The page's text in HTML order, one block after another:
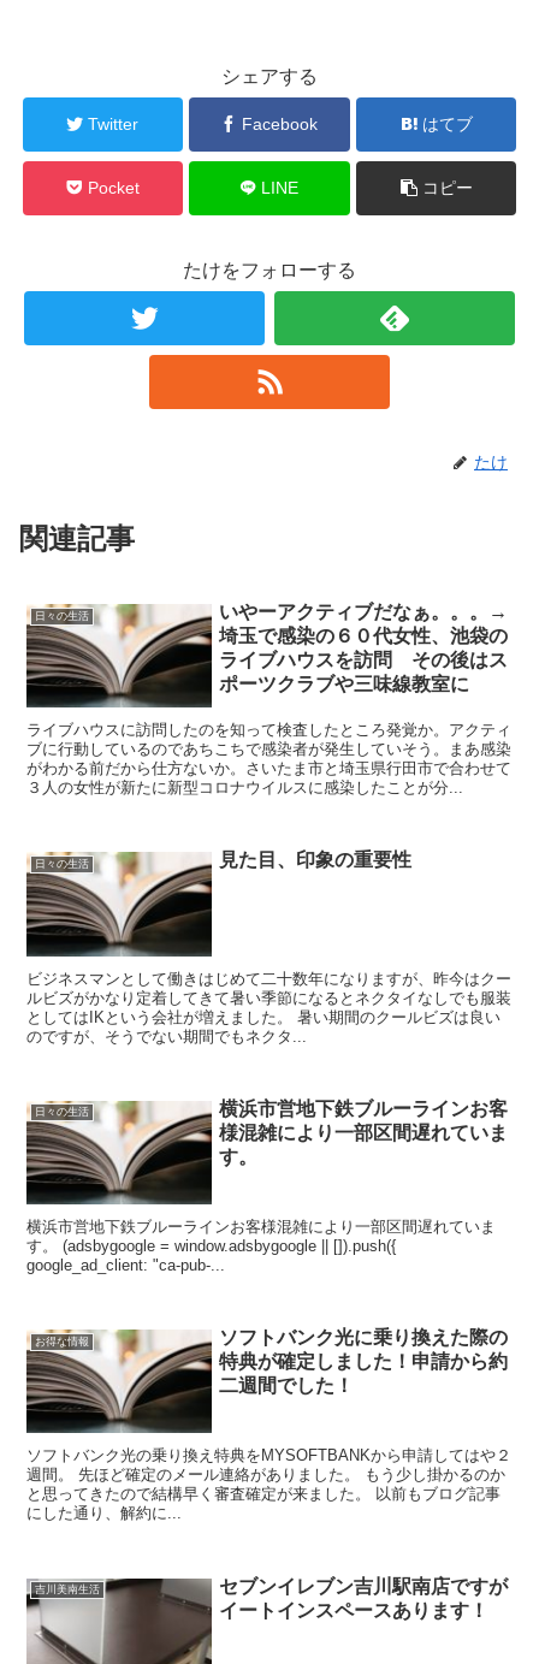
シェアする
Twitter Facebook はてブ
Pocket LINE コピー
たけをフォローする
たけ
関連記事
日々の生活
いやーアクティブだなぁ。。。→
埼玉で感染の６０代女性、池袋の
ライブハウスを訪問 その後はス
ポーツクラブや三味線教室に
ライブハウスに訪問したのを知って検査したところ発覚か。アクティ
ブに行動しているのであちこちで感染者が発生していそう。まあ感染
がわかる前だから仕方ないか。さいたま市と埼玉県行田市で合わせて
３人の女性が新たに新型コロナウイルスに感染したことが分...
日々の生活 見た目、印象の重要性
ビジネスマンとして働きはじめて二十数年になりますが、昨今はクー
ルビズがかなり定着してきて暑い季節になるとネクタイなしでも服装
としてはIKという会社が増えました。 暑い期間のクールビズは良い
のですが、そうでない期間でもネクタ...
日々の生活
横浜市営地下鉄ブルーラインお客
様混雑により一部区間遅れていま
す。
横浜市営地下鉄ブルーラインお客様混雑により一部区間遅れていま
す。 (adsbygoogle = window.adsbygoogle || []).push({
google_ad_client: "ca-pub-...
お得な情報
ソフトバンク光に乗り換えた際の
特典が確定しました！申請から約
二週間でした！
ソフトバンク光の乗り換え特典をMYSOFTBANKから申請してはや２
週間。 先ほど確定のメール連絡がありました。 もう少し掛かるのか
と思ってきたので結構早く審査確定が来ました。 以前もブログ記事
にした通り、解約に...
吉川美南生活
セブンイレブン吉川駅南店ですが
イートインスペースあります！